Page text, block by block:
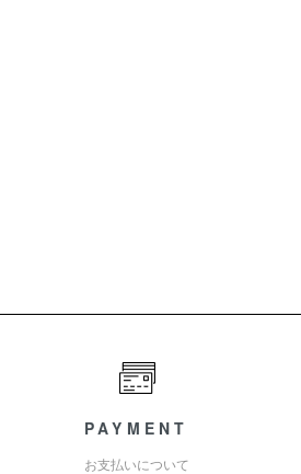
PAYMENT
お支払いについて